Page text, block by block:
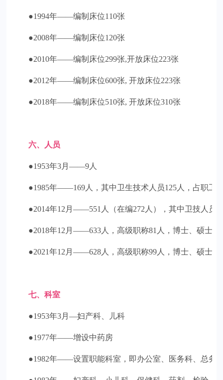
●1994年——编制床位110张
●2008年——编制床位120张
●2010年——编制床位299张,开放床位223张
●2012年——编制床位600张, 开放床位223张
●2018年——编制床位510张, 开放床位310张
六、人员
●1953年3月——9人
●1985年——169人，其中卫生技术人员125人，占职工
●2014年12月——551人（在编272人），其中卫技人员
●2018年12月——633人，高级职称81人，博士、硕士
●2021年12月——628人，高级职称99人，博士、硕士
七、科室
●1953年3月—妇产科、儿科
●1977年——增设中药房
●1982年——设置职能科室，即办公室、医务科、总务